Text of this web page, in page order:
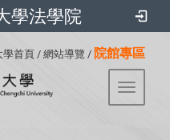
學法學院
學首頁 / 網站導覽 / 院館專區
Toggle